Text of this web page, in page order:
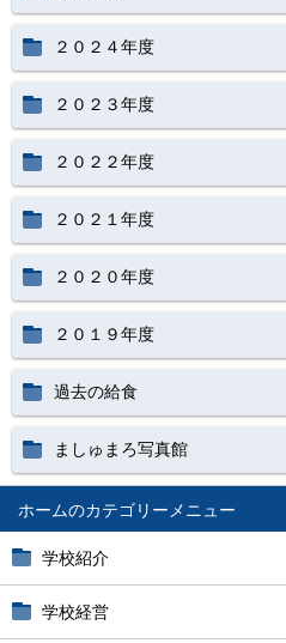
ホーム
学校紹介
学校経営
２０２４年度
２０２３年度
２０２２年度
２０２１年度
２０２０年度
２０１９年度
過去の給食
ましゅまろ写真館